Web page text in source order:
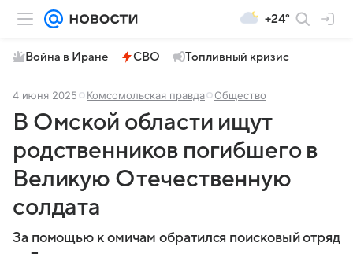
+24°
Война в Иране СВО Топливный кризис
4 июня 2025 Комсомольская правда Общество
В Омской области ищут
родственников погибшего в
Великую Отечественную
солдата
За помощью к омичам обратился поисковый отряд